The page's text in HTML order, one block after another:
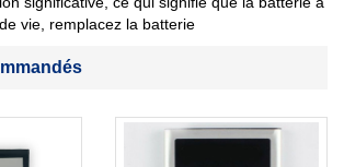
vie, remplacez la batterie